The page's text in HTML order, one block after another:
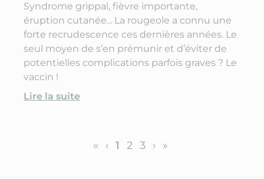
Syndrome grippal, fièvre importante,
éruption cutanée... La rougeole a connu une
forte recrudescence ces dernières années. Le
seul moyen de s’en prémunir et d’éviter de
potentielles complications parfois graves ? Le
vaccin !
Lire la suite
« ‹ 1 2 3 › »